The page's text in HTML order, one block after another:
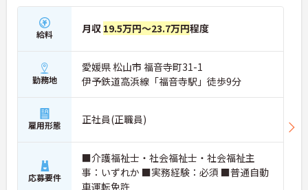
給料 月収 19.5万円～23.7万円程度
勤務地
愛媛県 松山市 福音寺町31-1
伊予鉄道高浜線「福音寺駅」徒歩9分
雇用形態 正社員(正職員)
応募要件
■介護福祉士・社会福祉士・社会福祉主
事：いずれか ■実務経験：必須 ■普通自動
車運転免許